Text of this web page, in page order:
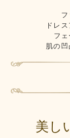
ドレ
フ
肌の凹
美し